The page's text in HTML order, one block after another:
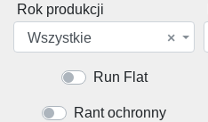
Rok produkcji
×
Wszystkie
Run Flat
Rant ochronny